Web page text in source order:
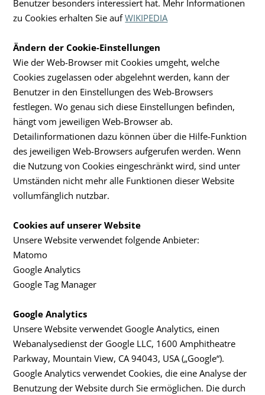
Benutzer besonders interessiert hat. Mehr Informationen
zu Cookies erhalten Sie aufWIKIPEDIA
Ändern der Cookie-Einstellungen
Wie der Web-Browser mit Cookies umgeht, welche
Cookies zugelassen oder abgelehnt werden, kann der
Benutzer in den Einstellungen des Web-Browsers
festlegen. Wo genau sich diese Einstellungen befinden,
hängt vom jeweiligen Web-Browser ab.
Detailinformationen dazu können über die Hilfe-Funktion
des jeweiligen Web-Browsers aufgerufen werden. Wenn
die Nutzung von Cookies eingeschränkt wird, sind unter
Umständen nicht mehr alle Funktionen dieser Website
vollumfänglich nutzbar.
Cookies auf unserer Website
Unsere Website verwendet folgende Anbieter:
Matomo
Google Analytics
Google Tag Manager
Google Analytics
Unsere Website verwendet Google Analytics, einen
Webanalysedienst der Google LLC, 1600 Amphitheatre
Parkway, Mountain View, CA 94043, USA („Google“).
Google Analytics verwendet Cookies, die eine Analyse der
Benutzung der Website durch Sie ermöglichen. Die durch